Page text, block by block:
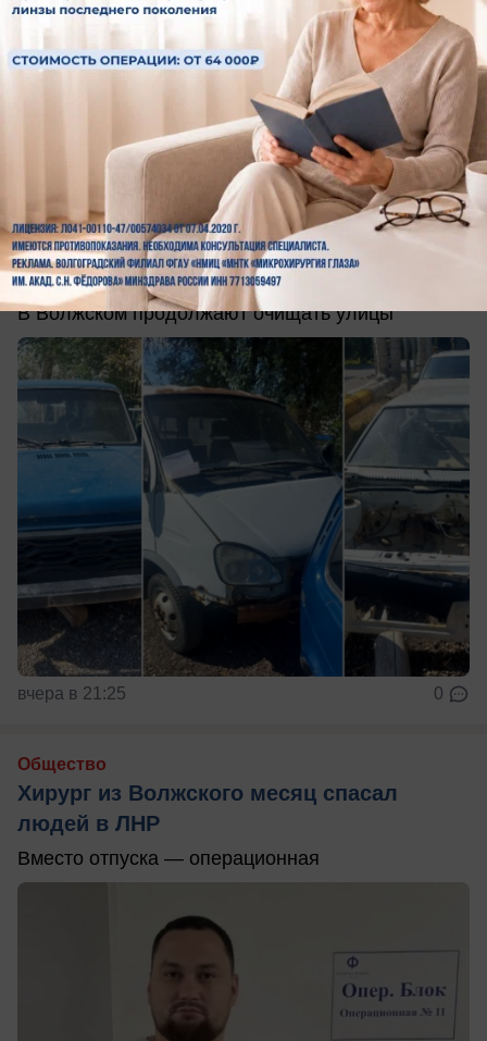
сегодня в 08:12 0
Общество
В Волжском нашли три автомобиля-
призрака
В Волжском продолжают очищать улицы
вчера в 21:25 0
Общество
Хирург из Волжского месяц спасал
людей в ЛНР
Вместо отпуска — операционная